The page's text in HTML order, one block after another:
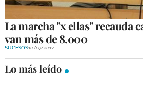
La marcha "x ellas" recauda
van más de 8.000
SUCESOS10/07/2012
Lo más leído